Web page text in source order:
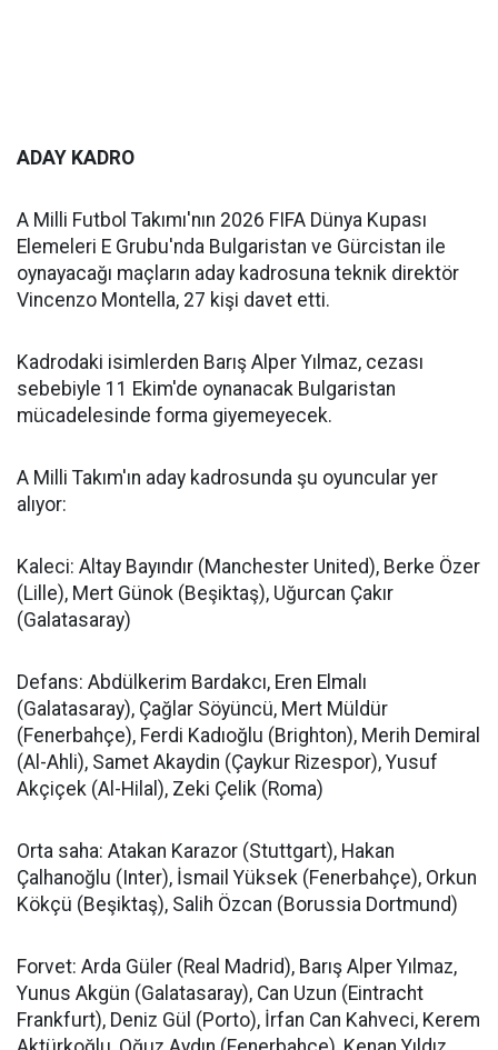
ADAY KADRO
A Milli Futbol Takımı'nın 2026 FIFA Dünya Kupası
Elemeleri E Grubu'nda Bulgaristan ve Gürcistan ile
oynayacağı maçların aday kadrosuna teknik direktör
Vincenzo Montella, 27 kişi davet etti.
Kadrodaki isimlerden Barış Alper Yılmaz, cezası
sebebiyle 11 Ekim'de oynanacak Bulgaristan
mücadelesinde forma giyemeyecek.
A Milli Takım'ın aday kadrosunda şu oyuncular yer
alıyor:
Kaleci: Altay Bayındır (Manchester United), Berke Özer
(Lille), Mert Günok (Beşiktaş), Uğurcan Çakır
(Galatasaray)
Defans: Abdülkerim Bardakcı, Eren Elmalı
(Galatasaray), Çağlar Söyüncü, Mert Müldür
(Fenerbahçe), Ferdi Kadıoğlu (Brighton), Merih Demiral
(Al-Ahli), Samet Akaydin (Çaykur Rizespor), Yusuf
Akçiçek (Al-Hilal), Zeki Çelik (Roma)
Orta saha: Atakan Karazor (Stuttgart), Hakan
Çalhanoğlu (Inter), İsmail Yüksek (Fenerbahçe), Orkun
Kökçü (Beşiktaş), Salih Özcan (Borussia Dortmund)
Forvet: Arda Güler (Real Madrid), Barış Alper Yılmaz,
Yunus Akgün (Galatasaray), Can Uzun (Eintracht
Frankfurt), Deniz Gül (Porto), İrfan Can Kahveci, Kerem